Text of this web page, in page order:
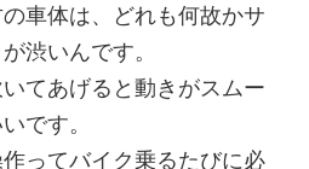
車体は、どれも何故かサ
渋いんです。
てあげると動きがスムー
です。
ってバイク乗るたびに必